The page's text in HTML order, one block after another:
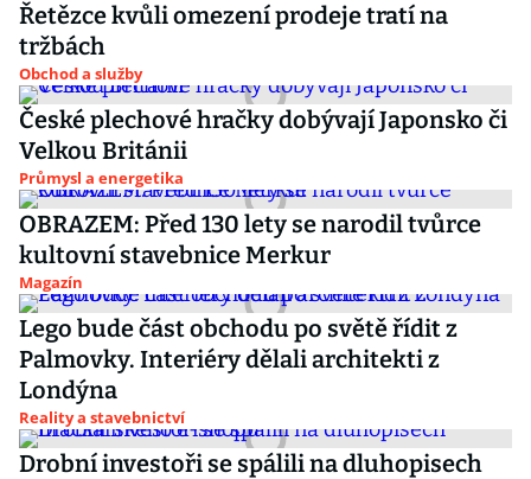
Řetězce kvůli omezení prodeje tratí na
tržbách
Obchod a služby
České plechové hračky dobývají Japonsko či
Velkou Británii
Průmysl a energetika
OBRAZEM: Před 130 lety se narodil tvůrce
kultovní stavebnice Merkur
Magazín
Lego bude část obchodu po světě řídit z
Palmovky. Interiéry dělali architekti z
Londýna
Reality a stavebnictví
Drobní investoři se spálili na dluhopisech